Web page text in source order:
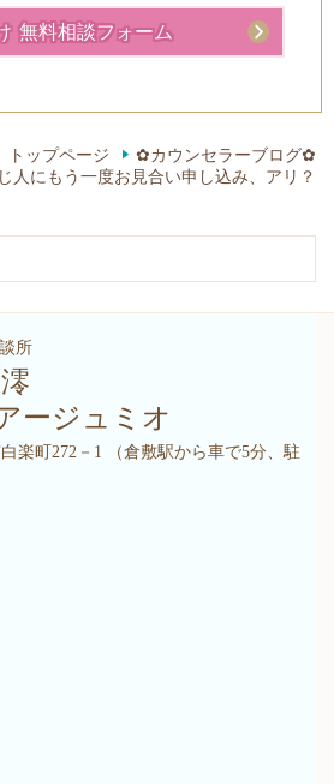
無料相談フォーム
トップページ
✿カウンセラーブログ✿
人にもう一度お見合い申し込み、アリ？
談所
ージュミオ
楽町272－1 （倉敷駅から車で5分、駐